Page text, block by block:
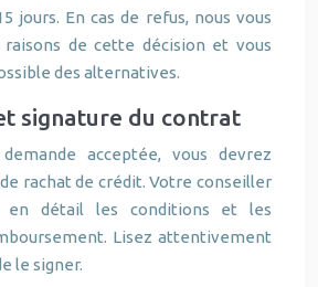
jours. En cas de refus, nous vous
raisons de cette décision et vous
des alternatives.
signature du contrat
acceptée, vous devrez
rachat de crédit. Votre conseiller
en détail les conditions et les
Lisez attentivement
le signer.